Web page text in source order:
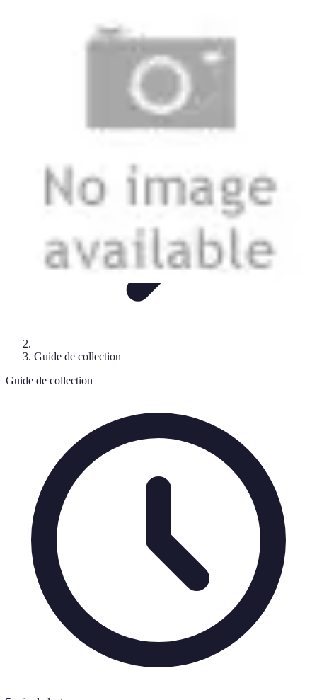
Tendances
Montres Rares Collection
Guide de collection
Guide de collection